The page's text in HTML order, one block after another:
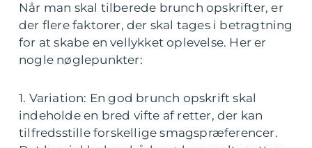
Når man skal tilberede brunch opskrifter, er
der flere faktorer, der skal tages i betragtning
for at skabe en vellykket oplevelse. Her er
nogle nøglepunkter:
1. Variation: En god brunch opskrift skal
indeholde en bred vifte af retter, der kan
tilfredsstille forskellige smagspræferencer.